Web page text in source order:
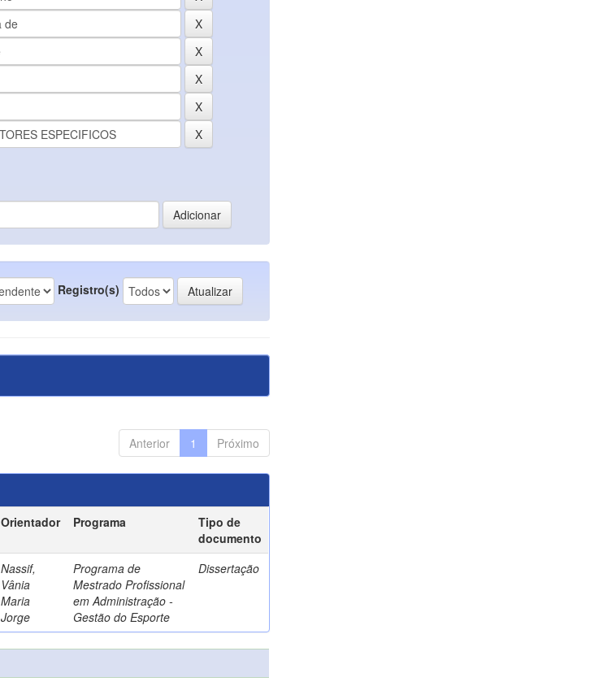
Registro(s)
Anterior 1 Próximo
Orientador Programa
Tipo de
documento
Nassif,
Vânia
Maria
Jorge
Programa de
Mestrado Profissional
em Administração -
Gestão do Esporte
Dissertação